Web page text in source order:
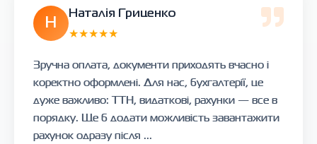
Н
Наталія Гриценко
★★★★★
Зручна оплата, документи приходять вчасно і
коректно оформлені. Для нас, бухгалтерії, це
дуже важливо: ТТН, видаткові, рахунки — все в
порядку. Ще б додати можливість завантажити
рахунок одразу після ...